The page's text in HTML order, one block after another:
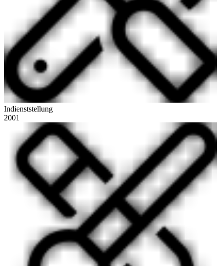
Indienststellung
2001